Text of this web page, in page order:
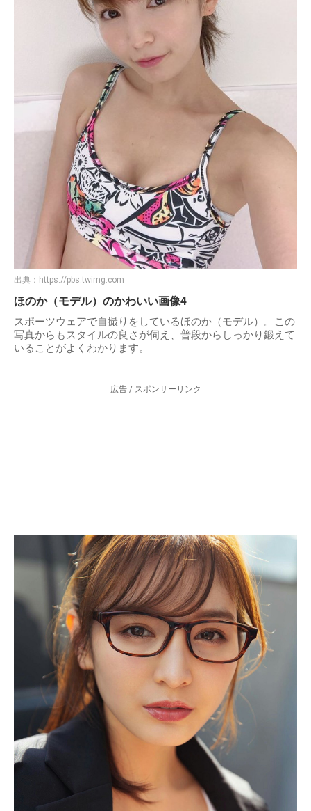
出典： https://pbs.twimg.com
ほのか（モデル）のかわいい画像4
スポーツウェアで自撮りをしているほのか（モデル）。この
写真からもスタイルの良さが伺え、普段からしっかり鍛えて
いることがよくわかります。
広告 / スポンサーリンク